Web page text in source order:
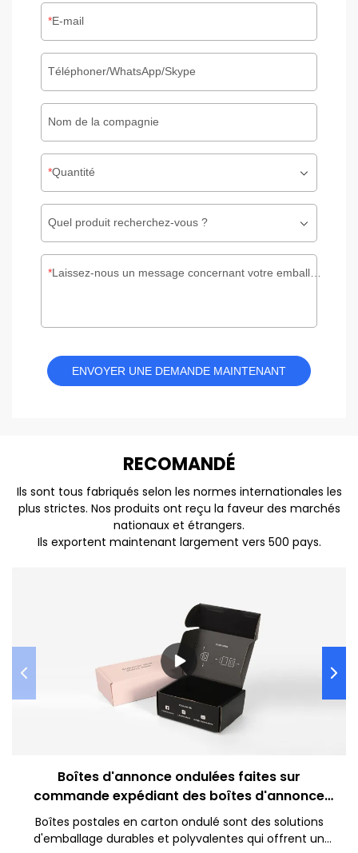
E-mail
Téléphoner/WhatsApp/Skype
Nom de la compagnie
Quantité
Quel produit recherchez-vous ?
Laissez-nous un message concernant votre emballage personnalisé
ENVOYER UNE DEMANDE MAINTENANT
RECOMANDÉ
Ils sont tous fabriqués selon les normes internationales les
plus strictes. Nos produits ont reçu la faveur des marchés
nationaux et étrangers.
Ils exportent maintenant largement vers 500 pays.
Boîtes d'annonce ondulées faites sur
commande expédiant des boîtes d'annonce
pour l'électronique
Boîtes postales en carton ondulé sont des solutions
d'emballage durables et polyvalentes qui offrent un